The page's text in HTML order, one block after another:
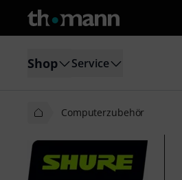
Shop Service
Computerzubehör